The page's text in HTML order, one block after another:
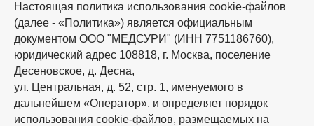
Настоящая политика использования cookie-файлов
(далее - «Политика») является официальным
документом ООО "МЕДСУРИ" (ИНН 7751186760),
юридический адрес 108818, г. Москва, поселение
Десеновское, д. Десна,
ул. Центральная, д. 52, стр. 1, именуемого в
дальнейшем «Оператор», и определяет порядок
использования cookie-файлов, размещаемых на